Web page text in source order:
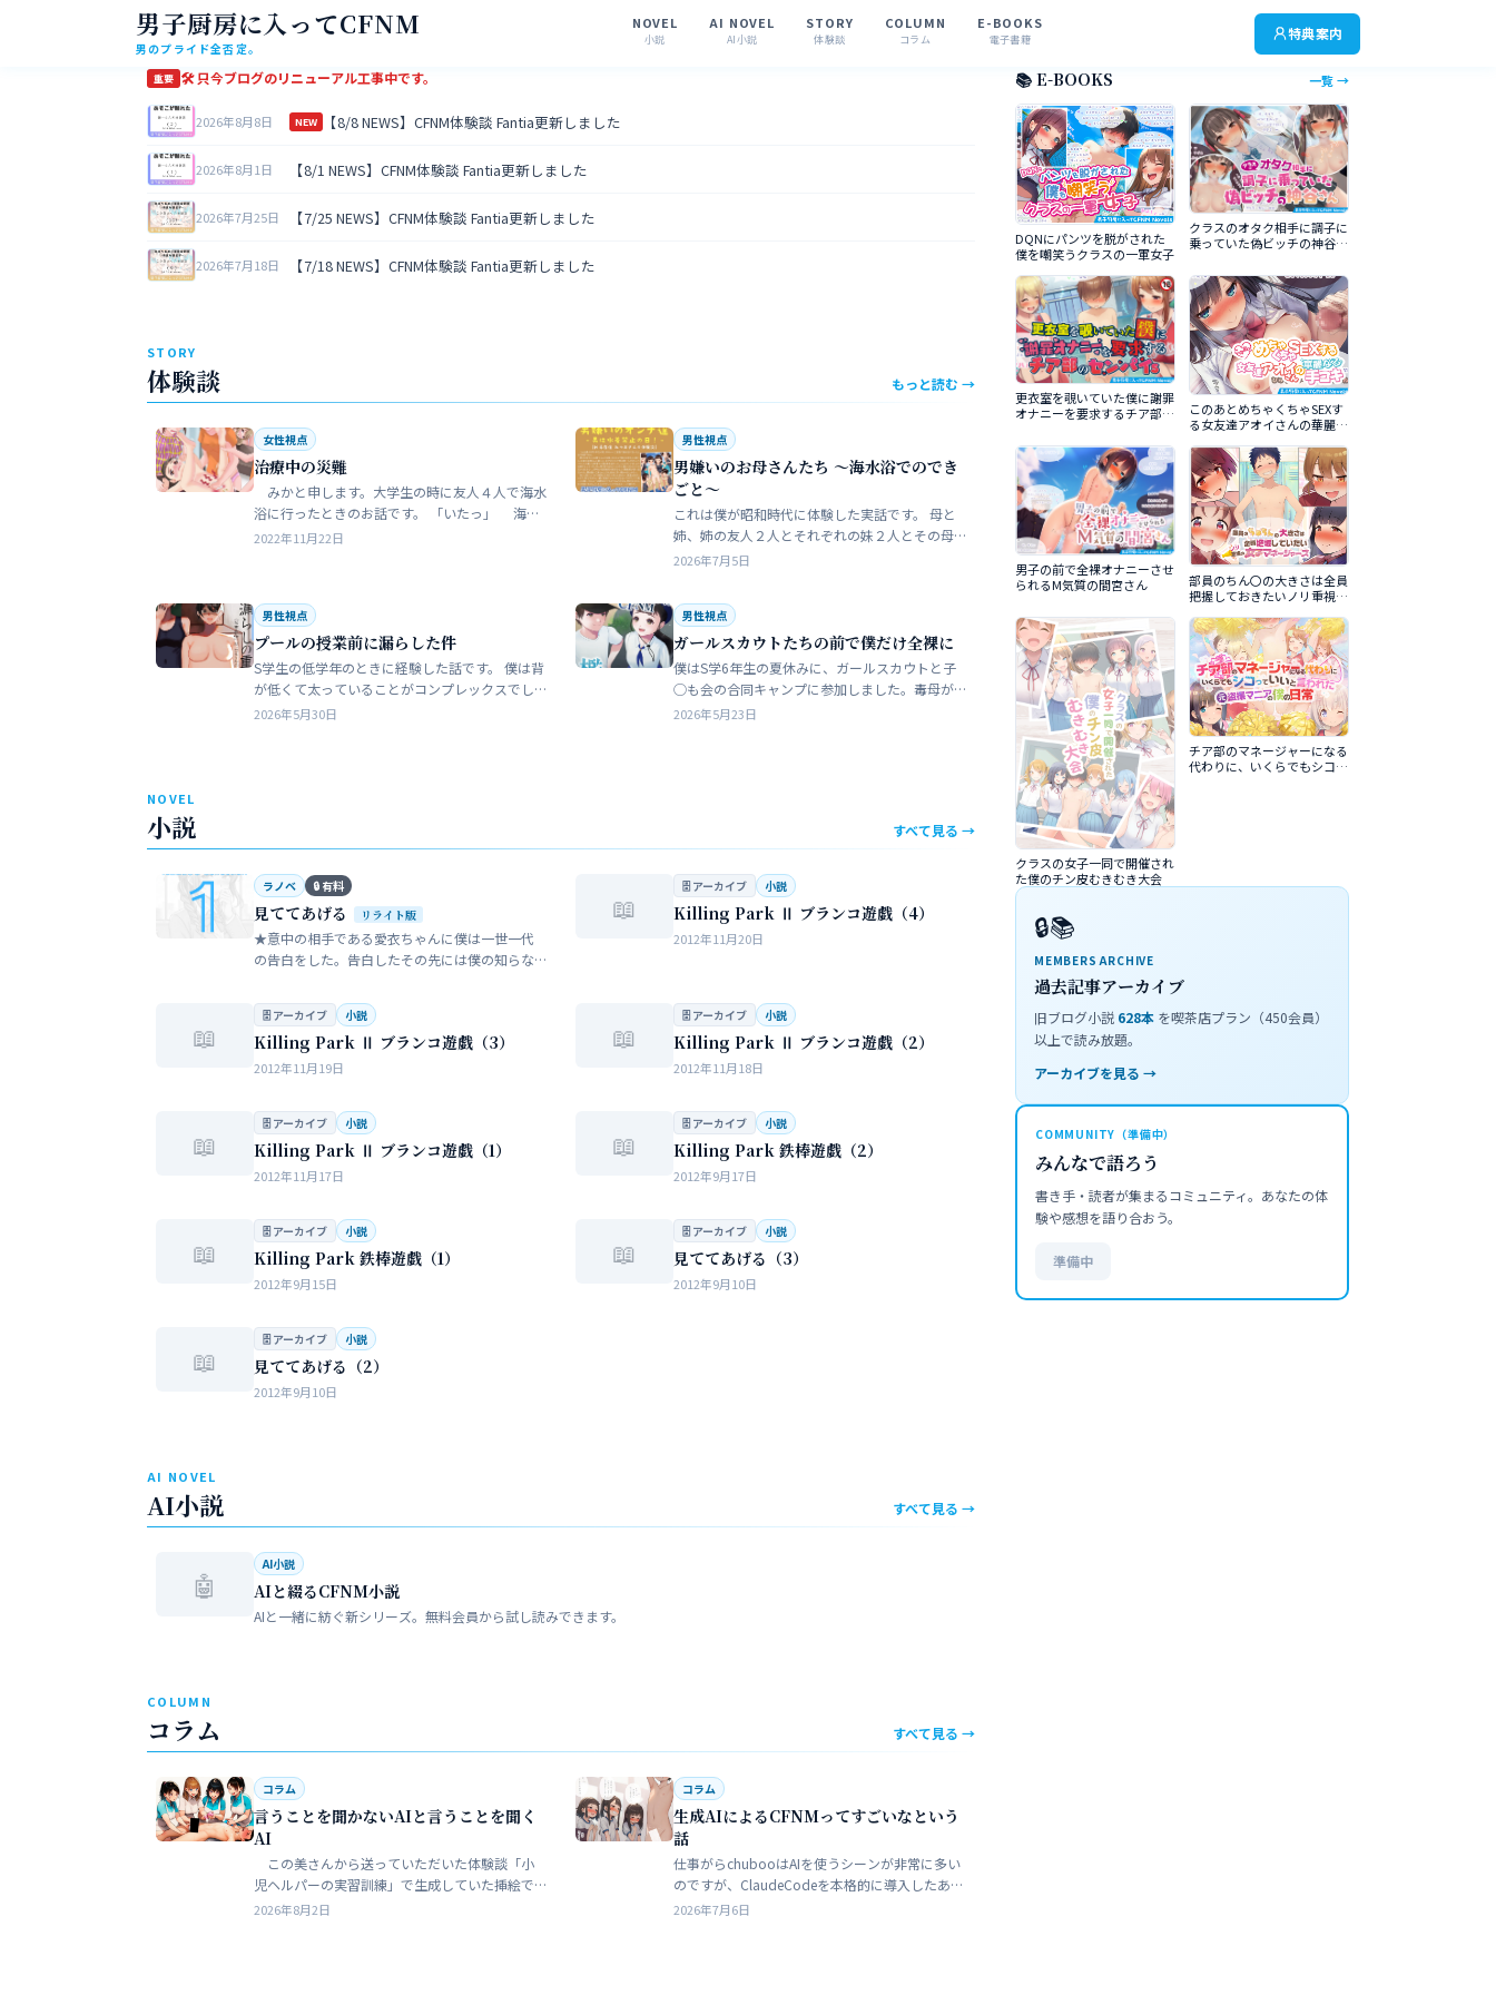
男子厨房に入ってCFNM
男のプライド全否定。
NOVEL
小説
AI NOVEL
AI小説
STORY
体験談
COLUMN
コラム
E-BOOKS
電子書籍 特典案内
重要 🛠 只今ブログのリニューアル工事中です。
2026年8月8日 NEW 【8/8 NEWS】CFNM体験談 Fantia更新しました
2026年8月1日 【8/1 NEWS】CFNM体験談 Fantia更新しました
2026年7月25日 【7/25 NEWS】CFNM体験談 Fantia更新しました
2026年7月18日 【7/18 NEWS】CFNM体験談 Fantia更新しました
STORY
体験談 もっと読む →
女性視点
治療中の災難
みかと申します。大学生の時に友人４人で海水
浴に行ったときのお話です。 「いたっ」 海水
浴場で泳いでいたら、友人のしいなが空瓶で足
2022年11月22日
男性視点
男嫌いのお母さんたち 〜海水浴でのでき
ごと〜
これは僕が昭和時代に体験した実話です。 母と
姉、姉の友人２人とそれぞれの妹２人とその母
親達、計9人で海水浴に行きました。当時、僕は
2026年7月5日
男性視点
プールの授業前に漏らした件
S学生の低学年のときに経験した話です。 僕は背
が低くて太っていることがコンプレックスでし
た。普段は引っ込み思案で大人しい性格をして
2026年5月30日
男性視点
ガールスカウトたちの前で僕だけ全裸に
僕はS学6年生の夏休みに、ガールスカウトと子
◯も会の合同キャンプに参加しました。毒母が
勝手に申し込んだ強制的なイベントでした。ま
2026年5月23日
NOVEL
小説 すべて見る →
ラノベ 🔒 有料
見ててあげる リライト版
★意中の相手である愛衣ちゃんに僕は一世一代
の告白をした。告白したその先には僕の知らな
女性の間でまかり通っている常識。。。…
📖
🗄 アーカイブ 小説
Killing Park Ⅱ ブランコ遊戯（4）
2012年11月20日
📖
🗄 アーカイブ 小説
Killing Park Ⅱ ブランコ遊戯（3）
2012年11月19日
📖
🗄 アーカイブ 小説
Killing Park Ⅱ ブランコ遊戯（2）
2012年11月18日
📖
🗄 アーカイブ 小説
Killing Park Ⅱ ブランコ遊戯（1）
2012年11月17日
📖
🗄 アーカイブ 小説
Killing Park 鉄棒遊戯（2）
2012年9月17日
📖
🗄 アーカイブ 小説
Killing Park 鉄棒遊戯（1）
2012年9月15日
📖
🗄 アーカイブ 小説
見ててあげる（3）
2012年9月10日
📖
🗄 アーカイブ 小説
見ててあげる（2）
2012年9月10日
AI NOVEL
AI小説 すべて見る →
🤖
AI小説
AIと綴るCFNM小説
AIと一緒に紡ぐ新シリーズ。無料会員から試し読みできます。
COLUMN
コラム すべて見る →
コラム
言うことを聞かないAIと言うことを聞く
AI
この美さんから送っていただいた体験談「小
児ヘルパーの実習訓練」で生成していた挿絵で
ある。AIというのは、どうしても細部が苦手でト
2026年8月2日
コラム
生成AIによるCFNMってすごいなという
話
仕事がらchubooはAIを使うシーンが非常に多い
のですが、ClaudeCodeを本格的に導入したあた
りから格段にやれることが多くなった。昔から
2026年7月6日
📚 E-BOOKS 一覧 →
DQNにパンツを脱がされた
僕を嘲笑うクラスの一軍女子
クラスのオタク相手に調子に
乗っていた偽ビッチの神谷さ
更衣室を覗いていた僕に謝罪
オナニーを要求するチア部の
このあとめちゃくちゃSEXす
る女友達アオイさんの華麗な
男子の前で全裸オナニーさせ
られるM気質の間宮さん
部員のちん〇の大きさは全員
把握しておきたいノリ重視の
クラスの女子一同で開催され
た僕のチン皮むきむき大会
チア部のマネージャーになる
代わりに、いくらでもシコっ
🔒📚
MEMBERS ARCHIVE
過去記事アーカイブ
旧ブログ小説 628本 を喫茶店プラン（450会員）
以上で読み放題。
アーカイブを見る →
COMMUNITY（準備中）
みんなで語ろう
書き手・読者が集まるコミュニティ。あなたの体
験や感想を語り合おう。
準備中